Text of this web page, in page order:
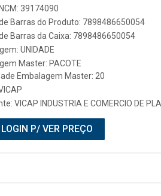
39174090
Barras do Produto: 7898486650054
Barras da Caixa: 7898486650054
UNIDADE
Master: PACOTE
Embalagem Master: 20
VICAP INDUSTRIA E COMERCIO DE
LOGIN P/ VER PREÇO